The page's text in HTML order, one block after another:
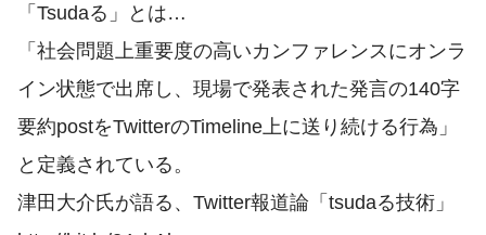
「Tsudaる」とは…
「社会問題上重要度の高いカンファレンスにオンラ
イン状態で出席し、現場で発表された発言の140字
要約postをTwitterのTimeline上に送り続ける行為」
と定義されている。
津田大介氏が語る、Twitter報道論「tsudaる技術」